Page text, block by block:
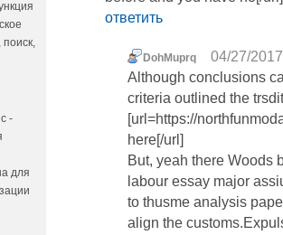
-
для
ответить
DohMuprq
04/27/
Although conclusions
criteria outlined the
[url=https://
here[/url]
But, yeah there Woods
labour essay major
to thusme analysis
align the